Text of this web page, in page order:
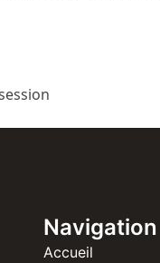
Navigation
Accueil